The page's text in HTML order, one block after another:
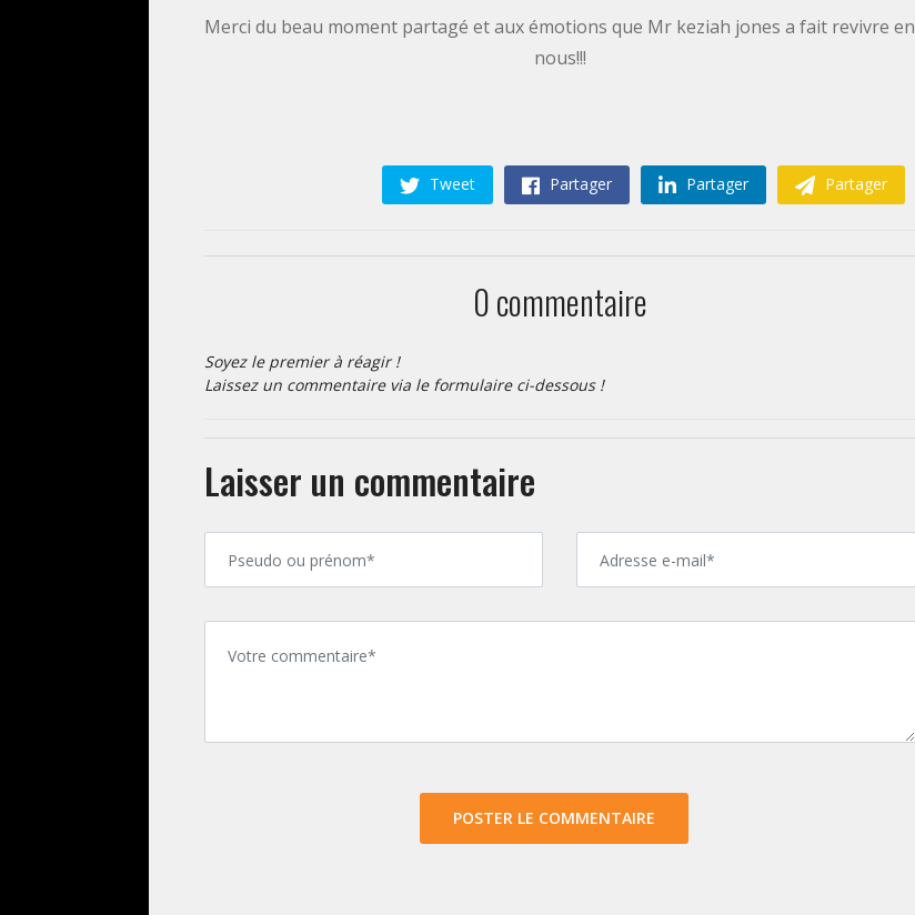
Merci du beau moment partagé et aux émotions que Mr keziah jones a fait revivre en
nous!!!
Tweet
Partager Partager Partager
0 commentaire
Soyez le premier à réagir !
Laissez un commentaire via le formulaire ci-dessous !
Laisser un commentaire